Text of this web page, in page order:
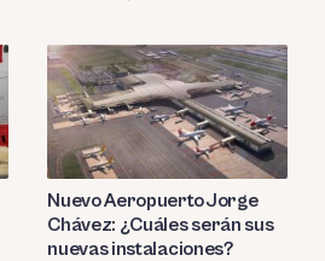
Nuevo Aeropuerto Jorge
Chávez: ¿Cuáles serán sus
nuevas instalaciones?